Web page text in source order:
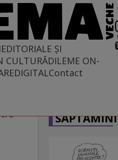
EDITORIALE ȘI
CULTURĂDILEME ON-
DIGITALContact